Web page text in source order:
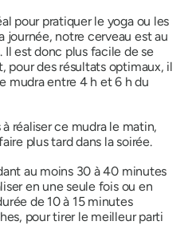
pour pratiquer le yogaou les
journée, notre cerveau est au
Il est donc plus facile de se
pour des résultats optimaux, il
mudraentre 4 h et 6 h du
réaliser ce mudrale matin,
plus tard dans la soirée.
au moins 30 à 40 minutes
en une seule fois ou en
de 10 à 15 minutes
pour tirer le meilleur parti